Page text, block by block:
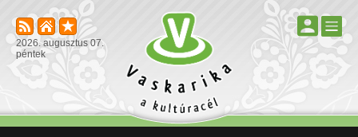
2026. augusztus 07.
péntek